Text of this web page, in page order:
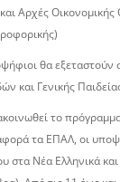
Αρχές
θα εξεταστούν
και Γενικής
το
τα ΕΠΑΛ, οι
στα Νέα Ελληνικά